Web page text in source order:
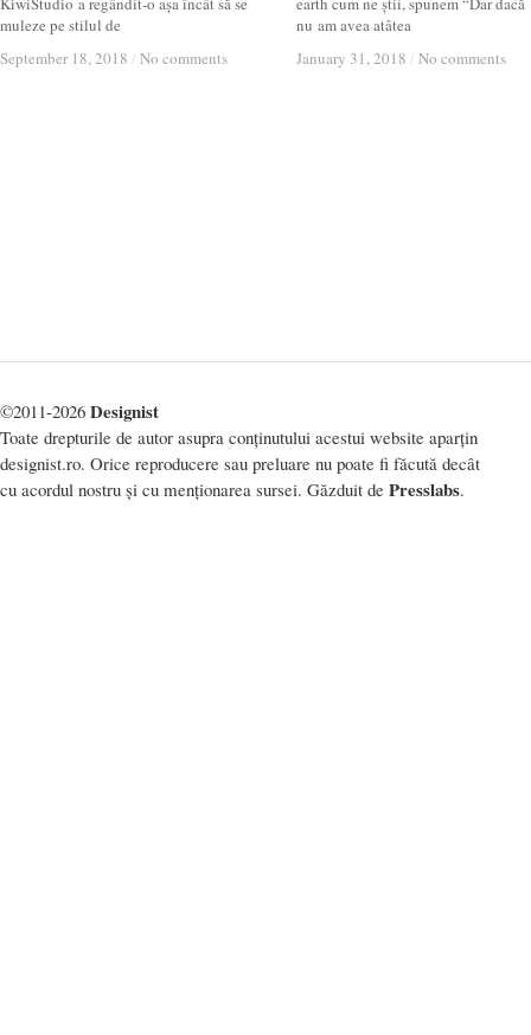
muleze pe stilul de
September 18, 2018 / No comments
September 18, 2018 / No comments
nu am avea atâtea
January 31, 2018 / No comments
January 31, 2018 / No comments
©2011-2026 Designist
Toate drepturile de autor asupra conținutului acestui website aparțin
designist.ro. Orice reproducere sau preluare nu poate fi făcută decât
cu acordul nostru și cu menționarea sursei. Găzduit de Presslabs.